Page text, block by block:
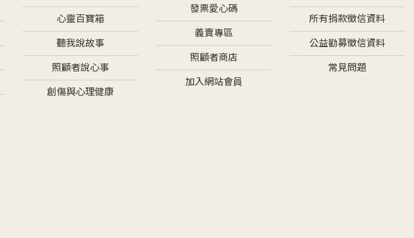
心靈百寶箱
聽我說故事
照顧者說心事
創傷與心理健康
發票愛心碼
義賣專區
照顧者商店
加入網站會員
所有捐款徵信資料
公益勸募徵信資料
常見問題